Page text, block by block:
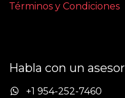
Términos y Condiciones
Habla con un asesor
+1 954-252-7460